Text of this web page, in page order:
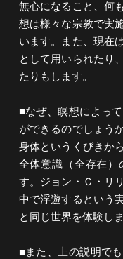
無心になること、何
想は様々な宗教で実
います。また、現在
として用いられたり
たりもします。
■なぜ、瞑想によっ
ができるのでしょう
身体というくびきか
全体意識（全存在）
す。ジョン・Ｃ・リ
中で浮遊するという
と同じ世界を体験しま
■また、上の説明で